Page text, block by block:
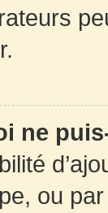
ne
ou